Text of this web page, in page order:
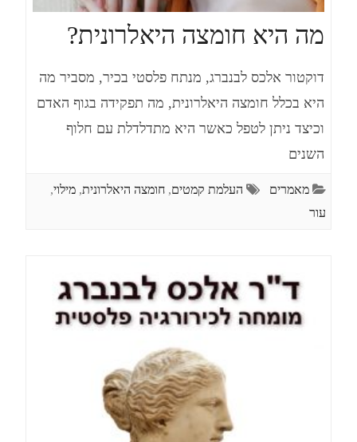
מה היא חומצה היאלרונית?
דוקטור אלכס לבנברג, מנתח פלסטי בכיר, מסביר מה
היא בכלל חומצה היאלרונית, מה תפקידה בגוף האדם
וכיצד ניתן לטפל כאשר היא מתדלדלת עם חלוף
השנים
מאמרים העלמת קמטים, חומצה היאלרונית, מילוי,
עור